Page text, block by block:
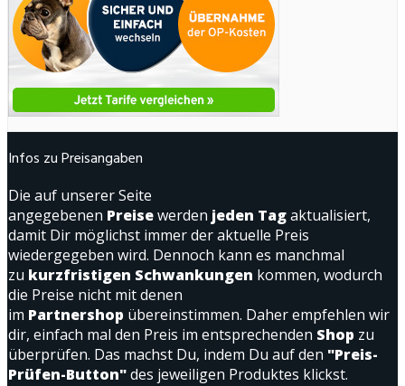
Infos zu Preisangaben
Die auf unserer Seite
angegebenen Preisewerden jeden Tagaktualisiert,
damit Dir möglichst immer der aktuelle Preis
wiedergegeben wird. Dennoch kann es manchmal
zu kurzfristigen Schwankungen kommen, wodurch
die Preise nicht mit denen
im Partnershop übereinstimmen. Daher empfehlen wir
dir, einfach mal den Preis im entsprechenden Shop zu
überprüfen. Das machst Du, indem Du auf den "Preis-
Prüfen-Button"des jeweiligen Produktes klickst.